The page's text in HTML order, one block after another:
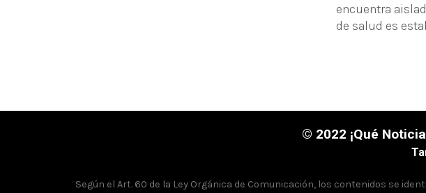
encuentra
de salud es
© 2022 ¡Qué
Según el Art. 60 de la Ley Orgánica de Comunicación, los contenidos se